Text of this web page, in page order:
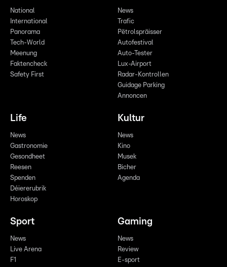
National
International
Panorama
Tech-World
Meenung
Faktencheck
Safety First
News
Trafic
Pëtrolspräisser
Autofestival
Auto-Tester
Lux-Airport
Radar-Kontrollen
Guidage Parking
Annoncen
Life
News
Gastronomie
Gesondheet
Reesen
Spenden
Déiererubrik
Horoskop
Kultur
News
Kino
Musek
Bicher
Agenda
Sport
News
Live Arena
F1
Gaming
News
Review
E-sport